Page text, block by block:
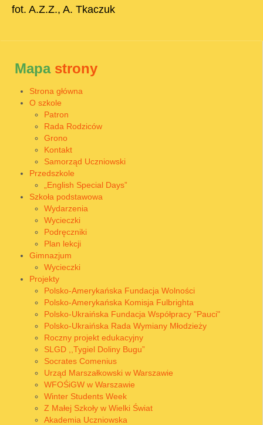
fot. A.Z.Z., A. Tkaczuk
Mapastrony
Strona główna
O szkole
Patron
Rada Rodziców
Grono
Kontakt
Samorząd Uczniowski
Przedszkole
„English Special Days”
Szkoła podstawowa
Wydarzenia
Wycieczki
Podręczniki
Plan lekcji
Gimnazjum
Wycieczki
Projekty
Polsko-Amerykańska Fundacja Wolności
Polsko-Amerykańska Komisja Fulbrighta
Polsko-Ukraińska Fundacja Współpracy "Pauci"
Polsko-Ukraińska Rada Wymiany Młodzieży
Roczny projekt edukacyjny
SLGD ,,Tygiel Doliny Bugu”
Socrates Comenius
Urząd Marszałkowski w Warszawie
WFOŚiGW w Warszawie
Winter Students Week
Z Małej Szkoły w Wielki Świat
Akademia Uczniowska